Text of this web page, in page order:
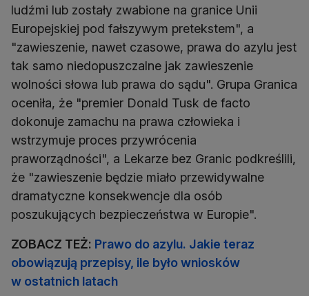
ludźmi lub zostały zwabione na granice Unii
Europejskiej pod fałszywym pretekstem", a
"zawieszenie, nawet czasowe, prawa do azylu jest
tak samo niedopuszczalne jak zawieszenie
wolności słowa lub prawa do sądu". Grupa Granica
oceniła, że "premier Donald Tusk de facto
dokonuje zamachu na prawa człowieka i
wstrzymuje proces przywrócenia
praworządności", a Lekarze bez Granic podkreślili,
że "zawieszenie będzie miało przewidywalne
dramatyczne konsekwencje dla osób
poszukujących bezpieczeństwa w Europie".
ZOBACZ TEŻ: Prawo do azylu. Jakie teraz
obowiązują przepisy, ile było wniosków
w ostatnich latach